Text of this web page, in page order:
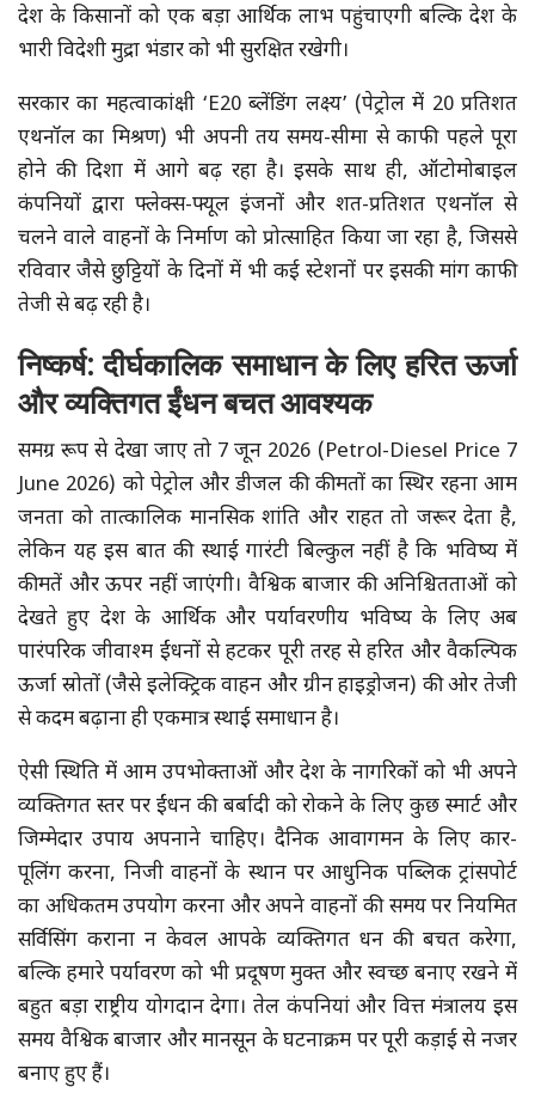
देश के किसानों को एक बड़ा आर्थिक लाभ पहुंचाएगी बल्कि देश के
भारी विदेशी मुद्रा भंडार को भी सुरक्षित रखेगी।
सरकार का महत्वाकांक्षी ‘E20 ब्लेंडिंग लक्ष्य’ (पेट्रोल में 20 प्रतिशत
एथनॉल का मिश्रण) भी अपनी तय समय-सीमा से काफी पहले पूरा
होने की दिशा में आगे बढ़ रहा है। इसके साथ ही, ऑटोमोबाइल
कंपनियों द्वारा फ्लेक्स-फ्यूल इंजनों और शत-प्रतिशत एथनॉल से
चलने वाले वाहनों के निर्माण को प्रोत्साहित किया जा रहा है, जिससे
रविवार जैसे छुट्टियों के दिनों में भी कई स्टेशनों पर इसकी मांग काफी
तेजी से बढ़ रही है।
निष्कर्ष: दीर्घकालिक समाधान के लिए हरित ऊर्जा
और व्यक्तिगत ईंधन बचत आवश्यक
समग्र रूप से देखा जाए तो 7 जून 2026 (Petrol-Diesel Price 7
June 2026) को पेट्रोल और डीजल की कीमतों का स्थिर रहना आम
जनता को तात्कालिक मानसिक शांति और राहत तो जरूर देता है,
लेकिन यह इस बात की स्थाई गारंटी बिल्कुल नहीं है कि भविष्य में
कीमतें और ऊपर नहीं जाएंगी। वैश्विक बाजार की अनिश्चितताओं को
देखते हुए देश के आर्थिक और पर्यावरणीय भविष्य के लिए अब
पारंपरिक जीवाश्म ईंधनों से हटकर पूरी तरह से हरित और वैकल्पिक
ऊर्जा स्रोतों (जैसे इलेक्ट्रिक वाहन और ग्रीन हाइड्रोजन) की ओर तेजी
से कदम बढ़ाना ही एकमात्र स्थाई समाधान है।
ऐसी स्थिति में आम उपभोक्ताओं और देश के नागरिकों को भी अपने
व्यक्तिगत स्तर पर ईंधन की बर्बादी को रोकने के लिए कुछ स्मार्ट और
जिम्मेदार उपाय अपनाने चाहिए। दैनिक आवागमन के लिए कार-
पूलिंग करना, निजी वाहनों के स्थान पर आधुनिक पब्लिक ट्रांसपोर्ट
का अधिकतम उपयोग करना और अपने वाहनों की समय पर नियमित
सर्विसिंग कराना न केवल आपके व्यक्तिगत धन की बचत करेगा,
बल्कि हमारे पर्यावरण को भी प्रदूषण मुक्त और स्वच्छ बनाए रखने में
बहुत बड़ा राष्ट्रीय योगदान देगा। तेल कंपनियां और वित्त मंत्रालय इस
समय वैश्विक बाजार और मानसून के घटनाक्रम पर पूरी कड़ाई से नजर
बनाए हुए हैं।